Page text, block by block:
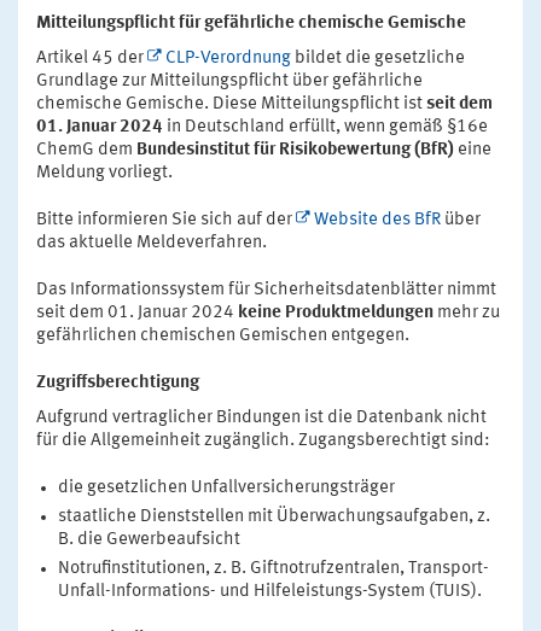
Mitteilungspflicht für gefährliche chemische Gemische
Artikel 45 der
CLP-Verordnung bildet die gesetzliche
Grundlage zur Mitteilungspflicht über gefährliche
chemische Gemische. Diese Mitteilungspflicht ist seit dem
01. Januar 2024 in Deutschland erfüllt, wenn gemäß §16e
ChemG dem Bundesinstitut für Risikobewertung (BfR) eine
Meldung vorliegt.
Bitte informieren Sie sich auf der Website des BfR über
das aktuelle Meldeverfahren.
Das Informationssystem für Sicherheitsdatenblätter nimmt
seit dem 01. Januar 2024 keine Produktmeldungen mehr zu
gefährlichen chemischen Gemischen entgegen.
Zugriffsberechtigung
Aufgrund vertraglicher Bindungen ist die Datenbank nicht
für die Allgemeinheit zugänglich. Zugangsberechtigt sind:
die gesetzlichen Unfallversicherungsträger
staatliche Dienststellen mit Überwachungsaufgaben, z.
B. die Gewerbeaufsicht
Notrufinstitutionen, z. B. Giftnotrufzentralen, Transport-
Unfall-Informations- und Hilfeleistungs-System (TUIS).